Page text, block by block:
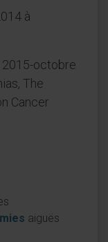
à
octobre
The
Cancer
aiguës